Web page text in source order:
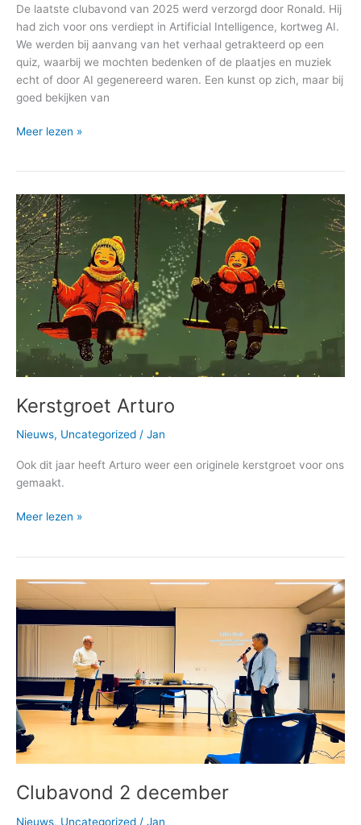
De laatste clubavond van 2025 werd verzorgd door Ronald. Hij
had zich voor ons verdiept in Artificial Intelligence, kortweg AI.
We werden bij aanvang van het verhaal getrakteerd op een
quiz, waarbij we mochten bedenken of de plaatjes en muziek
echt of door AI gegenereerd waren. Een kunst op zich, maar bij
goed bekijken van
Avondje
Meer lezen »
Kerstgroet Arturo
Nieuws, Uncategorized / Jan
Ook dit jaar heeft Arturo weer een originele kerstgroet voor ons
gemaakt.
Kerstgroet
Meer lezen »
Clubavond 2 december
Nieuws, Uncategorized / Jan